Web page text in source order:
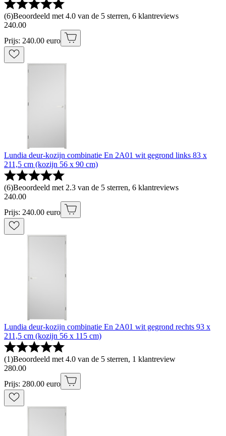
(6)Beoordeeld met 4.0 van de 5 sterren, 6 klantreviews
240.00
Prijs: 240.00 euro
Lundia deur-kozijn combinatie En 2A01 wit gegrond links 83 x
211,5 cm (kozijn 56 x 90 cm)
(6)Beoordeeld met 2.3 van de 5 sterren, 6 klantreviews
240.00
Prijs: 240.00 euro
Lundia deur-kozijn combinatie En 2A01 wit gegrond rechts 93 x
211,5 cm (kozijn 56 x 115 cm)
(1)Beoordeeld met 4.0 van de 5 sterren, 1 klantreview
280.00
Prijs: 280.00 euro